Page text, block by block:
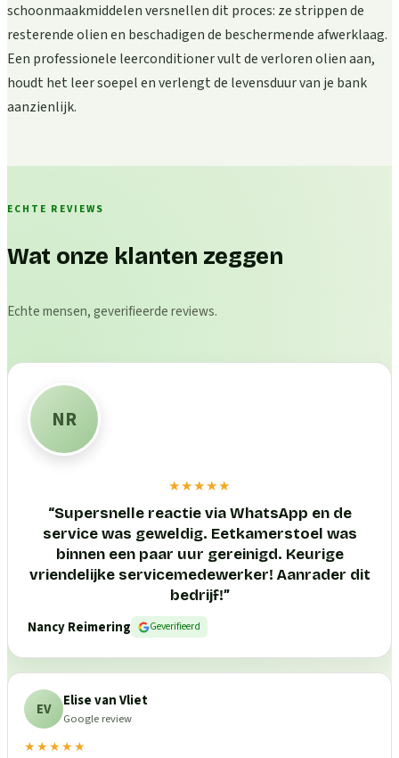
schoonmaakmiddelen versnellen dit proces: ze strippen de
resterende olien en beschadigen de beschermende afwerklaag.
Een professionele leerconditioner vult de verloren olien aan,
houdt het leer soepel en verlengt de levensduur van je bank
aanzienlijk.
ECHTE REVIEWS
Wat onze klanten zeggen
Echte mensen, geverifieerde reviews.
NR
★★★★★
“Supersnelle reactie via WhatsApp en de
service was geweldig. Eetkamerstoel was
binnen een paar uur gereinigd. Keurige
vriendelijke servicemedewerker! Aanrader dit
bedrijf!”
Nancy Reimering
Geverifieerd
EV Elise van Vliet
Google review
★★★★★